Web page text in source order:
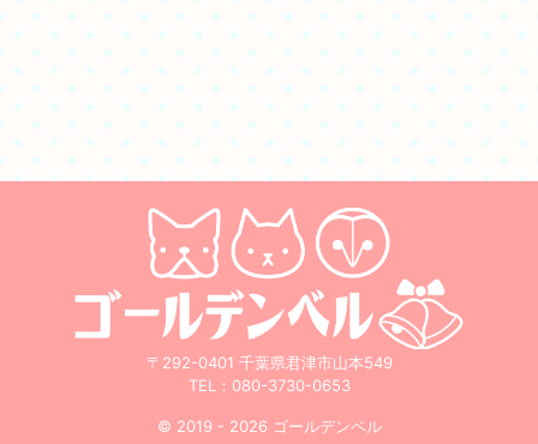
〒292-0401 千葉県君津市山本549
TEL： 080-3730-0653
© 2019 - 2026 ゴールデンベル